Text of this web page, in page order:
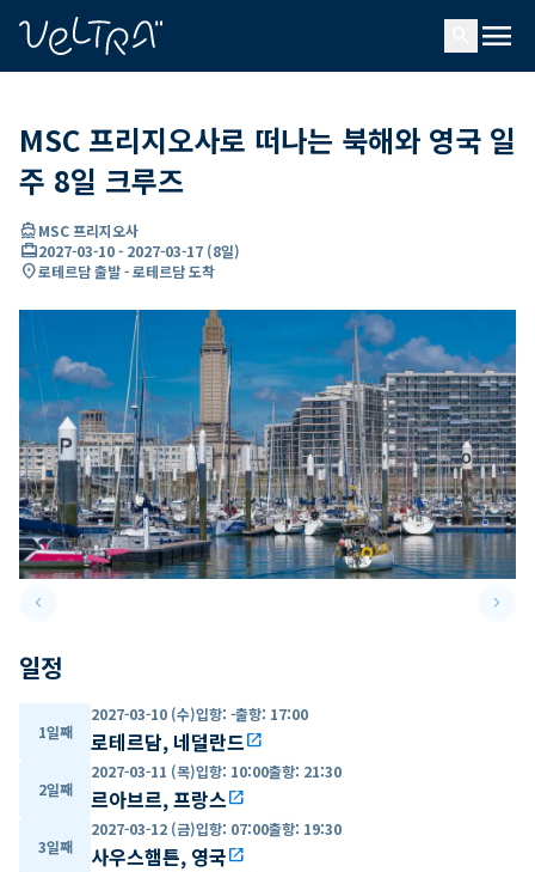
menu
MSC 프리지오사로 떠나는 북해와 영국 일
주 8일 크루즈
directions_boatMSC 프리지오사
card_travel2027-03-10- 2027-03-17 (8일)
location_on로테르담 출발 - 로테르담 도착
keyboard_arrow_leftPrevious slide keyboard_arrow_right
일정
1일째
2027-03-10 (수)입항: -출항: 17:00
로테르담, 네덜란드open_in_new
2일째
2027-03-11 (목)입항: 10:00출항: 21:30
르아브르, 프랑스open_in_new
3일째
2027-03-12 (금)입항: 07:00출항: 19:30
사우스햄튼, 영국open_in_new